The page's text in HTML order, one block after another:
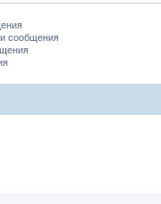
сообщения